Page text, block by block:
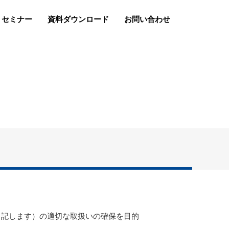
セミナー 資料ダウンロード お問い合わせ
します）の適切な取扱いの確保を目的